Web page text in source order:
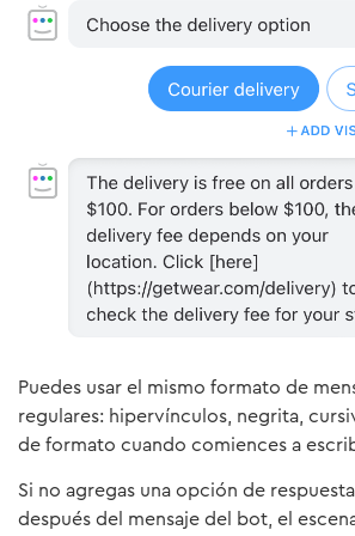
Puedes usar el mismo formato de
regulares: hipervínculos, negrita,
de formato cuando comiences a
Si no agregas una opción de
después del mensaje del bot, el